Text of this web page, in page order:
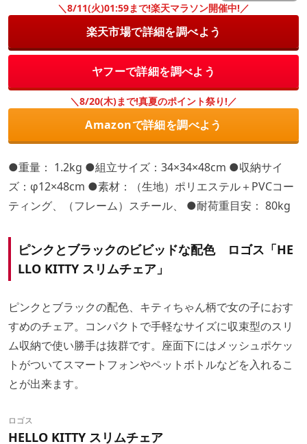
＼8/11(火)01:59まで!楽天マラソン開催中!／
楽天市場で詳細を調べよう
ヤフーで詳細を調べよう
＼8/20(木)まで!真夏のポイント祭り!／
Amazonで詳細を調べよう
●重量： 1.2kg ●組立サイズ：34×34×48cm ●収納サイ
ズ：φ12×48cm ●素材：（生地）ポリエステル＋PVCコー
ティング、（フレーム）スチール、 ●耐荷重目安： 80kg
ピンクとブラックのビビッドな配色 ロゴス「HE
LLO KITTY スリムチェア」
ピンクとブラックの配色、キティちゃん柄で女の子におす
すめのチェア。コンパクトで手軽なサイズに収束型のスリ
ム収納で使い勝手は抜群です。座面下にはメッシュポケッ
トがついてスマートフォンやペットボトルなどを入れるこ
とが出来ます。
ロゴス
HELLO KITTY スリムチェア